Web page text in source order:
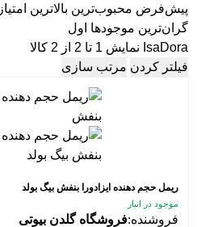
پیش‌فرض محبوب‌ترین بالاترین امتیاز
گران‌ترین موجودها اول
IsaDora نمایش 1 تا 2 از 2 کالا
فیلتر کردن مرتب سازی
ریمل حجم دهنده ایزادورا بنفش بیگ بولد
موجود در انبار
فروشنده:فروشگاه گلدن بیوتی